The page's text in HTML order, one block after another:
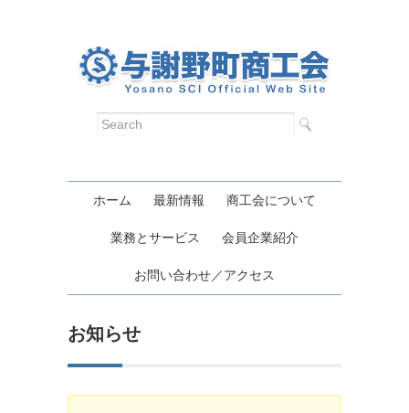
ホーム 最新情報 商工会について
業務とサービス 会員企業紹介
お問い合わせ／アクセス
お知らせ